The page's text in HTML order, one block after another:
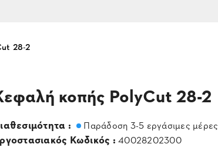
28-2
κοπής PolyCut 28-2
: Παράδοση 3-5 εργάσιμες μέρες
Κωδικός : 40028202300